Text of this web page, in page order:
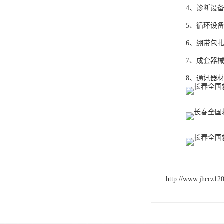
4、诊断设
5、循环设
6、绷带包
7、成套器
8、通讯器
http://